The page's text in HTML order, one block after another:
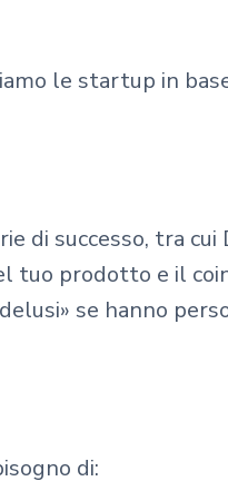
le startup in
di successo, tra cui
tuo prodotto e il
se hanno
di: